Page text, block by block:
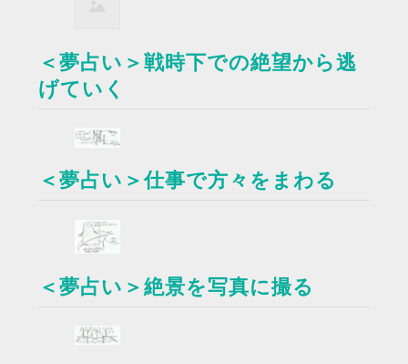
＜夢占い＞戦時下での絶望から逃
げていく
＜夢占い＞仕事で方々をまわる
＜夢占い＞絶景を写真に撮る